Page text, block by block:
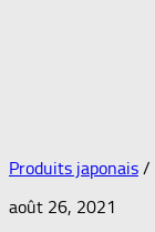
Produits japonais /
août 26, 2021